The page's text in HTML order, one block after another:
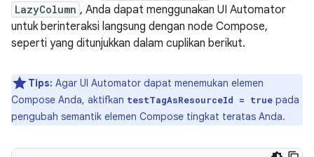
LazyColumn , Anda dapat menggunakan UI Automator
untuk berinteraksi langsung dengan node Compose,
seperti yang ditunjukkan dalam cuplikan berikut.
Tips: Agar UI Automator dapat menemukan elemen
Compose Anda, aktifkan testTagAsResourceId = true pada
pengubah semantik elemen Compose tingkat teratas Anda.